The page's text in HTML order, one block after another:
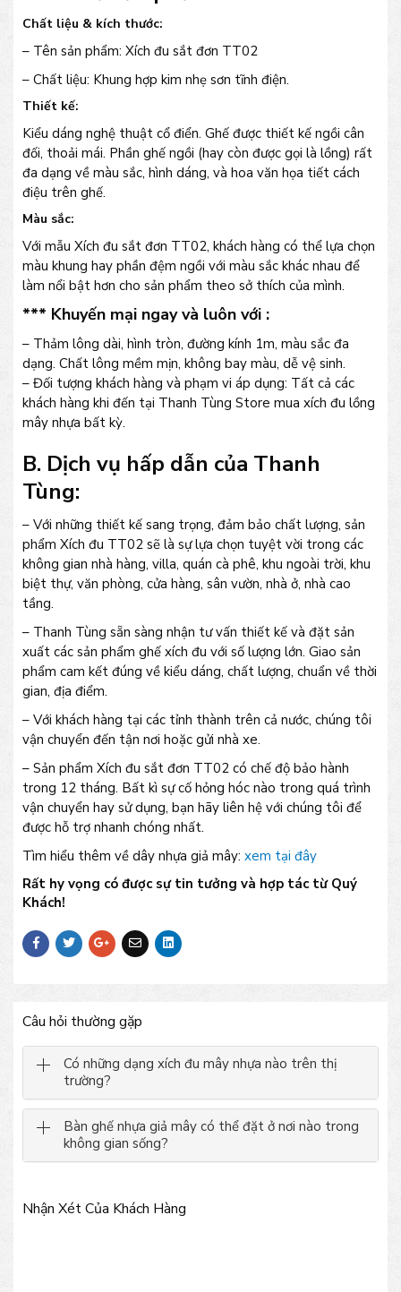
Chất liệu & kích thước:
– Tên sản phẩm: Xích đu sắt đơn TT02
– Chất liệu: Khung hợp kim nhẹ sơn tĩnh điện.
Thiết kế:
Kiểu dáng nghệ thuật cổ điển. Ghế được thiết kế ngồi cân
đối, thoải mái. Phần ghế ngồi (hay còn được gọi là lồng) rất
đa dạng về màu sắc, hình dáng, và hoa văn họa tiết cách
điệu trên ghế.
Màu sắc:
Với mẫu Xích đu sắt đơn TT02, khách hàng có thể lựa chọn
màu khung hay phần đệm ngồi với màu sắc khác nhau để
làm nổi bật hơn cho sản phẩm theo sở thích của mình.
*** Khuyến mại ngay và luôn với :
– Thảm lông dài, hình tròn, đường kính 1m, màu sắc đa
dạng. Chất lông mềm mịn, không bay màu, dễ vệ sinh.
– Đối tượng khách hàng và phạm vi áp dụng: Tất cả các
khách hàng khi đến tại Thanh Tùng Store mua xích đu lồng
mây nhựa bất kỳ.
B. Dịch vụ hấp dẫn của Thanh
Tùng:
– Với những thiết kế sang trọng, đảm bảo chất lượng, sản
phẩm Xích đu TT02 sẽ là sự lựa chọn tuyệt vời trong các
không gian nhà hàng, villa, quán cà phê, khu ngoài trời, khu
biệt thự, văn phòng, cửa hàng, sân vườn, nhà ở, nhà cao
tầng.
– Thanh Tùng sẵn sàng nhận tư vấn thiết kế và đặt sản
xuất các sản phẩm ghế xích đu với số lượng lớn. Giao sản
phẩm cam kết đúng về kiểu dáng, chất lượng, chuẩn về thời
gian, địa điểm.
– Với khách hàng tại các tỉnh thành trên cả nước, chúng tôi
vận chuyển đến tận nơi hoặc gửi nhà xe.
– Sản phẩm Xích đu sắt đơn TT02 có chế độ bảo hành
trong 12 tháng. Bất kì sự cố hỏng hóc nào trong quá trình
vận chuyển hay sử dụng, bạn hãy liên hệ với chúng tôi để
được hỗ trợ nhanh chóng nhất.
Tìm hiểu thêm về dây nhựa giả mây: xem tại đây
Rất hy vọng có được sự tin tưởng và hợp tác từ Quý
Khách!
Câu hỏi thường gặp
Có những dạng xích đu mây nhựa nào trên thị
trường?
Bàn ghế nhựa giả mây có thể đặt ở nơi nào trong
không gian sống?
Nhận Xét Của Khách Hàng